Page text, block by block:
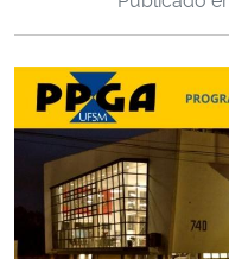
Ministério de Minas e Energia
Ministério da Ciência,
Ministério do Meio Ambiente